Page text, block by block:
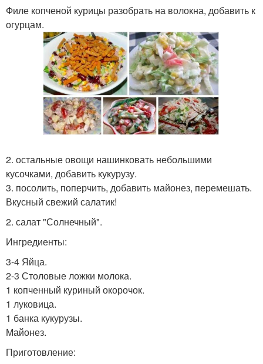
Филе копченой курицы разобрать на волокна, добавить к
огурцам.
2. остальные овощи нашинковать небольшими
кусочками, добавить кукурузу.
3. посолить, поперчить, добавить майонез, перемешать.
Вкусный свежий салатик!
2. салат "Солнечный".
Ингредиенты:
3-4 Яйца.
2-3 Столовые ложки молока.
1 копченный куриный окорочок.
1 луковица.
1 банка кукурузы.
Майонез.
Приготовление: